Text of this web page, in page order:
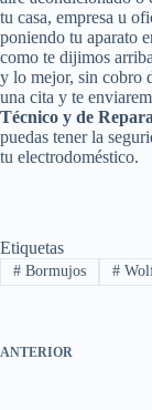
tu casa, empresa u
poniendo tu aparato
como te dijimos
y lo mejor, sin cobro
una cita y te
Técnico y de
puedas tener la
tu electrodoméstico.
Etiquetas
#Bormujos #
ANTERIOR